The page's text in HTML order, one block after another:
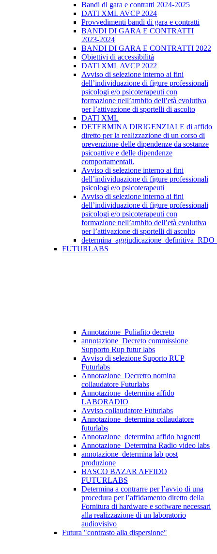
Bandi di gara e contratti 2024-2025
DATI XML AVCP 2024
Provvedimenti bandi di gara e contratti
BANDI DI GARA E CONTRATTI
2023-2024
BANDI DI GARA E CONTRATTI 2022
Obiettivi di accessibilità
DATI XML AVCP 2022
Avviso di selezione interno ai fini
dell’individuazione di figure professionali
psicologi e/o psicoterapeuti con
formazione nell’ambito dell’età evolutiva
per l’attivazione di sportelli di ascolto
DATI XML
DETERMINA DIRIGENZIALE di affido
diretto per la realizzazione di un corso di
prevenzione delle dipendenze da sostanze
psicoattive e delle dipendenze
comportamentali.
Avviso di selezione interno ai fini
dell’individuazione di figure professionali
psicologi e/o psicoterapeuti
Avviso di selezione interno ai fini
dell’individuazione di figure professionali
psicologi e/o psicoterapeuti con
formazione nell’ambito dell’età evolutiva
per l’attivazione di sportelli di ascolto
FUTURLABS
Annotazione_Puliafito decreto
annotazione_Decreto commissione
Supporto Rup futur labs
Avviso di selezione Suporto RUP
Futurlabs
Annotazione_Decretro nomina
collaudatore Futurlabs
Annotazione_determina affido
LABORADIO
Avviso collaudatore Futurlabs
Annotazione_determina collaudatore
futurlabs
Annotazione_determina affido bagnetti
Annotazione_Determina Radio video labs
annotazione_determina lab post
produzione
BASCO BAZAR AFFIDO
FUTURLABS
Determina a contrarre per l’avvio di una
procedura per l’affidamento diretto della
Fornitura di hardware e software necessari
alla realizzazione di un laboratorio
audiovisivo
Futura "contrasto alla dispersione"